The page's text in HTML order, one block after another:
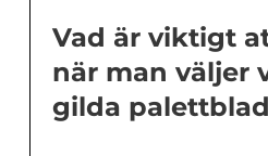
Vad är viktigt
när man väljer
gilda